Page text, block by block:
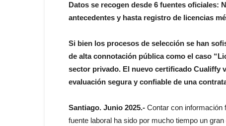
Datos se recogen desde 6 fuentes oficiales:
antecedentes y hasta registro de licencias
Si bien los procesos de selección se han
de alta connotación pública como el caso
sector privado. El nuevo certificado Cualiffy
evaluación segura y confiable de una
Santiago. Junio 2025.- Contar con información
fuente laboral ha sido por mucho tiempo un